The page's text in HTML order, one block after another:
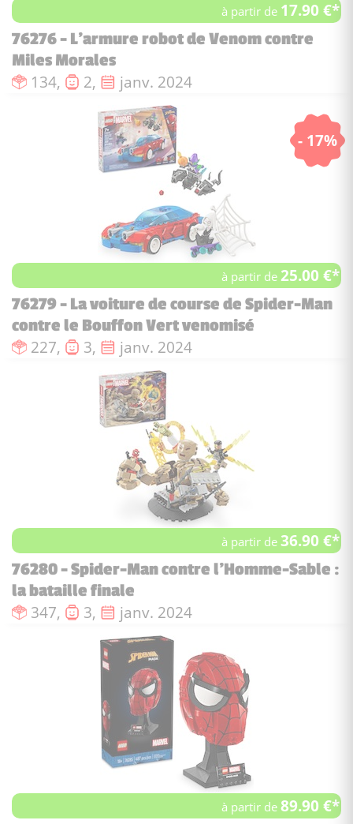
à partir de 17.90 €*
76276 - L’armure robot de Venom contre
Miles Morales
Nombre de pièces :
134, Nombre de figurines :
2, Date de sortie :
janv. 2024
- 17%
à partir de25.00 €*
76279 - La voiture de course de Spider-Man
contre le Bouffon Vert venomisé
Nombre de pièces :
227, Nombre de figurines :
3, Date de sortie :
janv. 2024
à partir de36.90 €*
76280 - Spider-Man contre l'Homme-Sable :
la bataille finale
Nombre de pièces :
347, Nombre de figurines :
3, Date de sortie :
janv. 2024
à partir de89.90 €*